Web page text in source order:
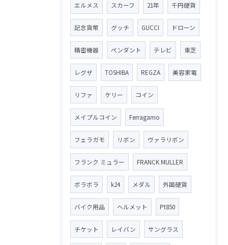
エルメス スカーフ 21年 千円硬貨
記念貨幣 グッチ GUCCI ドローン
精密機器 ペンダント テレビ 東芝
レグザ TOSHIBA REGZA 美容家電
リファ ケリー コイン
メイプルコイン Ferragamo
フェラガモ リボン ヴァラリボン
フランク ミュラー FRANCK MULLER
ボラボラ k24 メダル 外国硬貨
バイク用品 ヘルメット Pt850
チケット レイバン サングラス